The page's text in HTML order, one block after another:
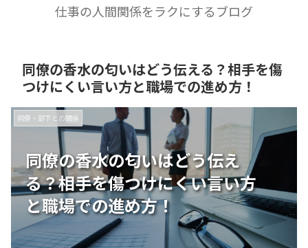
仕事の人間関係をラクにするブログ
同僚の香水の匂いはどう伝える？相手を傷
つけにくい言い方と職場での進め方！
同僚の香水の匂いはどう伝え
る？相手を傷つけにくい言い方
と職場での進め方！
同僚・部下との関係